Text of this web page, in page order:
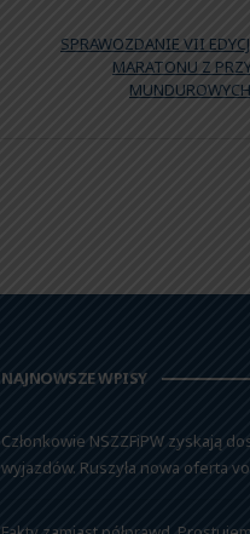
SPRAWOZDANIE VII
MARATONU Z
NAJNOWSZE WPISY
Członkowie NSZZFiPW zyskają
wyjazdów. Ruszyła nowa oferta